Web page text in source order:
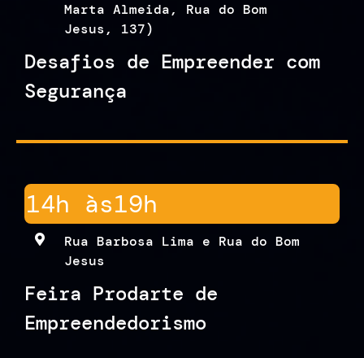
Marta Almeida, Rua do Bom
Jesus, 137)
Desafios de Empreender com
Segurança
14h às19h
Rua Barbosa Lima e Rua do Bom
Jesus
Feira Prodarte de
Empreendedorismo